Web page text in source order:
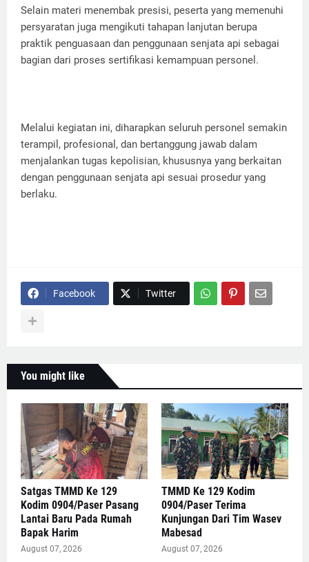
Selain materi menembak presisi, peserta yang memenuhi
persyaratan juga mengikuti tahapan lanjutan berupa
praktik penguasaan dan penggunaan senjata api sebagai
bagian dari proses sertifikasi kemampuan personel.
Melalui kegiatan ini, diharapkan seluruh personel semakin
terampil, profesional, dan bertanggung jawab dalam
menjalankan tugas kepolisian, khususnya yang berkaitan
dengan penggunaan senjata api sesuai prosedur yang
berlaku.
Facebook Twitter
You might like
Satgas TMMD Ke 129
Kodim 0904/Paser Pasang
Lantai Baru Pada Rumah
Bapak Harim
August 07, 2026
TMMD Ke 129 Kodim
0904/Paser Terima
Kunjungan Dari Tim Wasev
Mabesad
August 07, 2026